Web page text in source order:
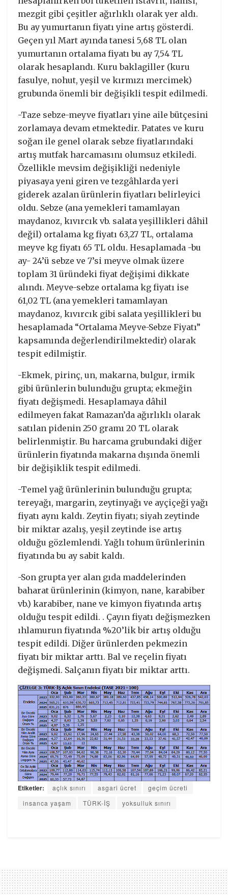
mezgit gibi çeşitler ağırlıklı olarak yer aldı.
Bu ay yumurtanın fiyatı yine artış gösterdi.
Geçen yıl Mart ayında tanesi 5,68 TL olan
yumurtanın ortalama fiyatı bu ay 7,54 TL
olarak hesaplandı. Kuru baklagiller (kuru
fasulye, nohut, yeşil ve kırmızı mercimek)
grubunda önemli bir değişikli tespit edilmedi.
-Taze sebze-meyve fiyatları yine aile bütçesini
zorlamaya devam etmektedir. Patates ve kuru
soğan ile genel olarak sebze fiyatlarındaki
artış mutfak harcamasını olumsuz etkiledi.
Özellikle mevsim değişikliği nedeniyle
piyasaya yeni giren ve tezgâhlarda yeri
giderek azalan ürünlerin fiyatları belirleyici
oldu. Sebze (ana yemekleri tamamlayan
maydanoz, kıvırcık vb. salata yeşillikleri dâhil
değil) ortalama kg fiyatı 63,27 TL, ortalama
meyve kg fiyatı 65 TL oldu. Hesaplamada -bu
ay- 24’ü sebze ve 7’si meyve olmak üzere
toplam 31 üründeki fiyat değişimi dikkate
alındı. Meyve-sebze ortalama kg fiyatı ise
61,02 TL (ana yemekleri tamamlayan
maydanoz, kıvırcık gibi salata yeşillikleri bu
hesaplamada “Ortalama Meyve-Sebze Fiyatı”
kapsamında değerlendirilmektedir) olarak
tespit edilmiştir.
-Ekmek, pirinç, un, makarna, bulgur, irmik
gibi ürünlerin bulunduğu grupta; ekmeğin
fiyatı değişmedi. Hesaplamaya dâhil
edilmeyen fakat Ramazan’da ağırlıklı olarak
satılan pidenin 250 gramı 20 TL olarak
belirlenmiştir. Bu harcama grubundaki diğer
ürünlerin fiyatında makarna dışında önemli
bir değişiklik tespit edilmedi.
-Temel yağ ürünlerinin bulunduğu grupta;
tereyağı, margarin, zeytinyağı ve ayçiçeği yağı
fiyatı aynı kaldı. Zeytin fiyatı; siyah zeytinde
bir miktar azalış, yeşil zeytinde ise artış
olduğu gözlemlendi. Yağlı tohum ürünlerinin
fiyatında bu ay sabit kaldı.
-Son grupta yer alan gıda maddelerinden
baharat ürünlerinin (kimyon, nane, karabiber
vb.) karabiber, nane ve kimyon fiyatında artış
olduğu tespit edildi. . Çayın fiyatı değişmezken
ıhlamurun fiyatında %20’lik bir artış olduğu
tespit edildi. Diğer ürünlerden pekmezin
fiyatı bir miktar arttı. Bal ve reçelin fiyatı
değişmedi. Salçanın fiyatı bir miktar arttı.
Etiketler: açlık sınırı asgari ücret
geçim ücreti
insanca yaşam
TÜRK-İŞ yoksulluk sınırı